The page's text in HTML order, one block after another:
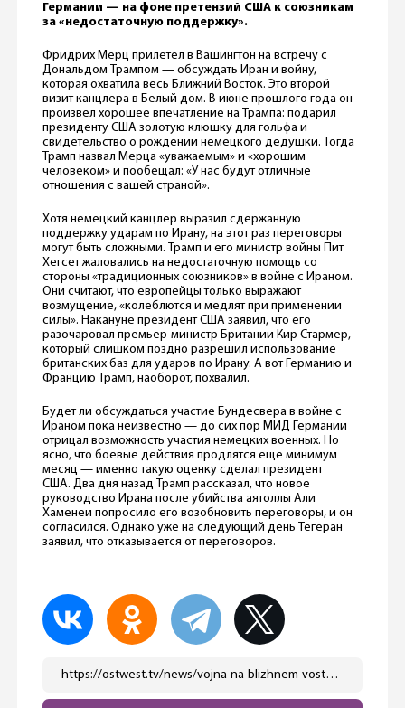
Германии — на фоне претензий США к союзникам
за «недостаточную поддержку».
Фридрих Мерц прилетел в Вашингтон на встречу с
Дональдом Трампом — обсуждать Иран и войну,
которая охватила весь Ближний Восток. Это второй
визит канцлера в Белый дом. В июне прошлого года он
произвел хорошее впечатление на Трампа: подарил
президенту США золотую клюшку для гольфа и
свидетельство о рождении немецкого дедушки. Тогда
Трамп назвал Мерца «уважаемым» и «хорошим
человеком» и пообещал: «У нас будут отличные
отношения с вашей страной».
Хотя немецкий канцлер выразил сдержанную
поддержку ударам по Ирану, на этот раз переговоры
могут быть сложными. Трамп и его министр войны Пит
Хегсет жаловались на недостаточную помощь со
стороны «традиционных союзников» в войне с Ираном.
Они считают, что европейцы только выражают
возмущение, «колеблются и медлят при применении
силы». Накануне президент США заявил, что его
разочаровал премьер-министр Британии Кир Стармер,
который слишком поздно разрешил использование
британских баз для ударов по Ирану. А вот Германию и
Францию Трамп, наоборот, похвалил.
Будет ли обсуждаться участие Бундесвера в войне с
Ираном пока неизвестно — до сих пор МИД Германии
отрицал возможность участия немецких военных. Но
ясно, что боевые действия продлятся еще минимум
месяц — именно такую оценку сделал президент
США. Два дня назад Трамп рассказал, что новое
руководство Ирана после убийства аятоллы Али
Хаменеи попросило его возобновить переговоры, и он
согласился. Однако уже на следующий день Тегеран
заявил, что отказывается от переговоров.
https://ostwest.tv/news/vojna-na-blizhnem-vostoke-merc-priletel-v-vashington-na-vstrechu-s-trampom/